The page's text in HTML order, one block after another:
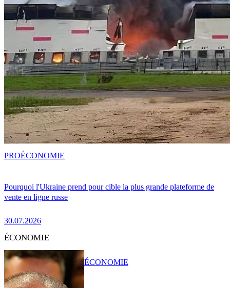
Pourquoi l'Ukraine prend pour cible la plus grande plateforme de
vente en ligne russe
30.07.2026
PROÉCONOMIE
ÉCONOMIE
ÉCONOMIE